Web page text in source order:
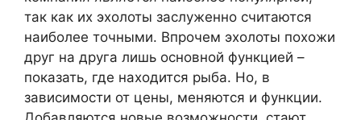
так как их эхолоты заслуженно считаются
наиболее точными. Впрочем эхолоты похожи
друг на друга лишь основной функцией –
показать, где находится рыба. Но, в
зависимости от цены, меняются и функции.